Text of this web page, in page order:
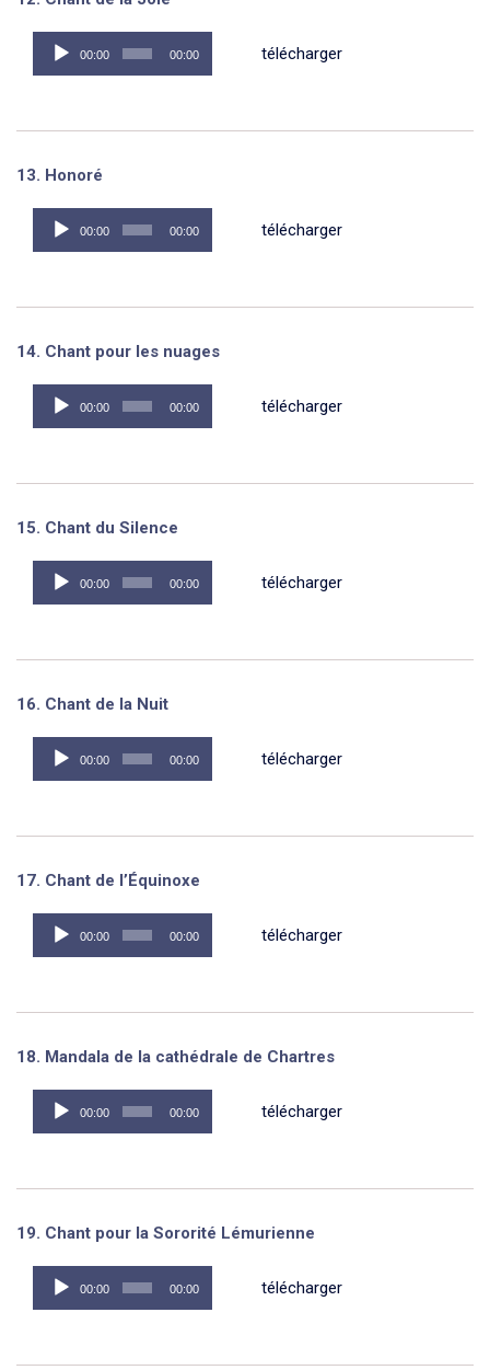
00:00 00:00 télécharger
13. Honoré
00:00 00:00 télécharger
14. Chant pour les nuages
00:00 00:00 télécharger
15. Chant du Silence
00:00 00:00 télécharger
16. Chant de la Nuit
00:00 00:00 télécharger
17. Chant de l’Équinoxe
00:00 00:00 télécharger
18. Mandala de la cathédrale de Chartres
00:00 00:00 télécharger
19. Chant pour la Sororité Lémurienne
00:00 00:00 télécharger